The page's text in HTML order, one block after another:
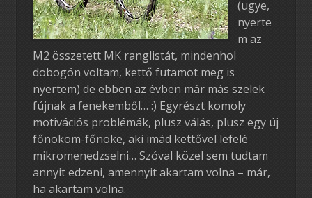
(ugye,
nyerte
m az
M2 összetett MK ranglistát, mindenhol
dobogón voltam, kettő futamot meg is
nyertem) de ebben az évben már más szelek
fújnak a fenekemből… :) Egyrészt komoly
motivációs problémák, plusz válás, plusz egy új
főnököm-főnöke, aki imád kettővel lefelé
mikromenedzselni… Szóval közel sem tudtam
annyit edzeni, amennyit akartam volna – már,
ha akartam volna.